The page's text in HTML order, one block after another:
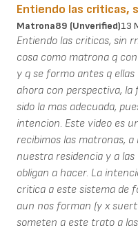
Entiendo las criticas,
Matrona89 (unverified)13
Entiendo las criticas, sin
cosa como matrona q
y q se formo antes q
ahora con perspectiva,
sido la mas adecuada,
intencion. Este video es
recibimos las matronas,
nuestra residencia y a
obligan a hacer. La
critica a este sistema de
aun nos forman (y x
someten a este trato a